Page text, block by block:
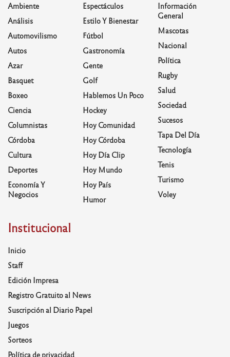
Ambiente
Análisis
Automovilismo
Autos
Azar
Basquet
Boxeo
Ciencia
Columnistas
Córdoba
Cultura
Deportes
Economía Y
Negocios
Espectáculos
Estilo Y Bienestar
Fútbol
Gastronomía
Gente
Golf
Hablemos Un Poco
Hockey
Hoy Comunidad
Hoy Córdoba
Hoy Día Clip
Hoy Mundo
Hoy País
Humor
Información
General
Mascotas
Nacional
Política
Rugby
Salud
Sociedad
Sucesos
Tapa Del Día
Tecnología
Tenis
Turismo
Voley
Institucional
Inicio
Staff
Edición Impresa
Registro Gratuito al News
Suscripción al Diario Papel
Juegos
Sorteos
Política de privacidad